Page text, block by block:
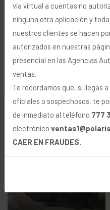
Utilizamos cookies y
personalizar y mejorar su
y transmitir publicidad.
nuestraPolítica de
vía virtual a cuentas no
ninguna otra aplicación y
nuestros clientes se hacen
autorizados en nuestras
presencial en las Agencias
ventas.
Te recordamos que, si llegas
oficiales o sospechosos, te
de inmediato al teléfono 777
electrónico
CAER EN FRAUDES.